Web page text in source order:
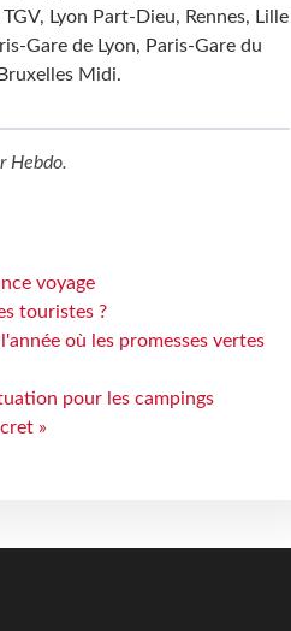
Lyon Part-Dieu, Rennes, Lille
Gare de Lyon, Paris-Gare du
Midi.
Hebdo.
voyage
touristes ?
où les promesses vertes
pour les campings
»